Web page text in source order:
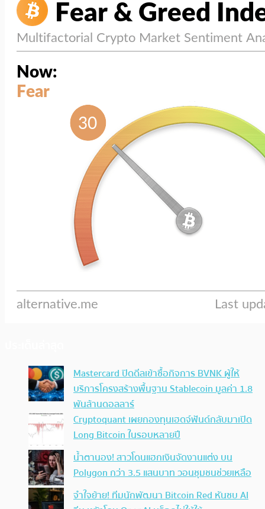
Mastercard ปิดดีลเข้าซื้อกิจการ BVNK ผู้ให้
บริการโครงสร้างพื้นฐาน Stablecoin มูลค่า 1.8
พันล้านดอลลาร์
Cryptoquant เผยกองทุนเฮดจ์ฟันด์กลับมาเปิด
Long Bitcoin ในรอบหลายปี
น้ำตานอง! สาวโดนแฮกเงินจัดงานแต่ง บน
Polygon กว่า 3.5 แสนบาท วอนชุมชนช่วยเหลือ
จำใจย้าย! ทีมนักพัฒนา Bitcoin Red หันซบ AI